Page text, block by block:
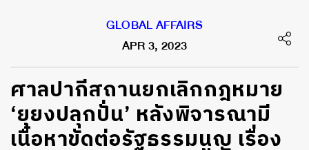
GLOBAL AFFAIRS
APR 3, 2023
ศาลปากีสถานยกเลิกกฎหมาย
‘ยุยงปลุกปั่น’ หลังพิจารณามี
เนื้อหาขัดต่อรัฐธรรมนูญ เรื่อง